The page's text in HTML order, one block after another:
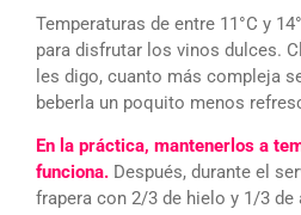
Temperaturas de entre 11°C y
para disfrutar los vinos dulces.
les digo, cuanto más compleja
beberla un poquito menos
En la práctica, mantenerlos a
funciona. Después, durante el
frapera con 2/3 de hielo y 1/3 de